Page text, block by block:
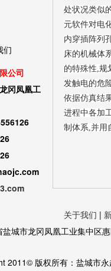
们
公司
冈凤凰工
处状况类似
元软件对电
内穿插阵列
床的机械体
的特殊性,规
发触电的危
依据仿真结
进程中各加
制体系,并用
关于我们 |
盐城市龙冈凤凰工业集中
2011© 版权所有：盐城市